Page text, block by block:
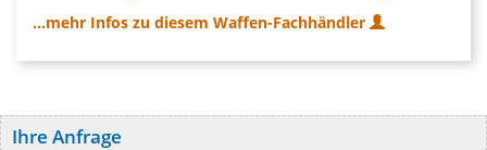
...mehr Infos zu diesem Waffen-Fachhändler
Ihre Anfrage